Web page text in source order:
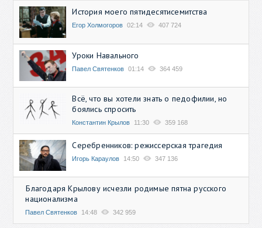
История моего пятидесятисемитства
Егор Холмогоров 02:14 407 724
Уроки Навального
Павел Святенков 01:14 364 459
Всё, что вы хотели знать о педофилии, но
боялись спросить
Константин Крылов 11:30 359 168
Серебренников: режиссерская трагедия
Игорь Караулов 14:50 347 136
Благодаря Крылову исчезли родимые пятна русского
национализма
Павел Святенков 14:48 342 959